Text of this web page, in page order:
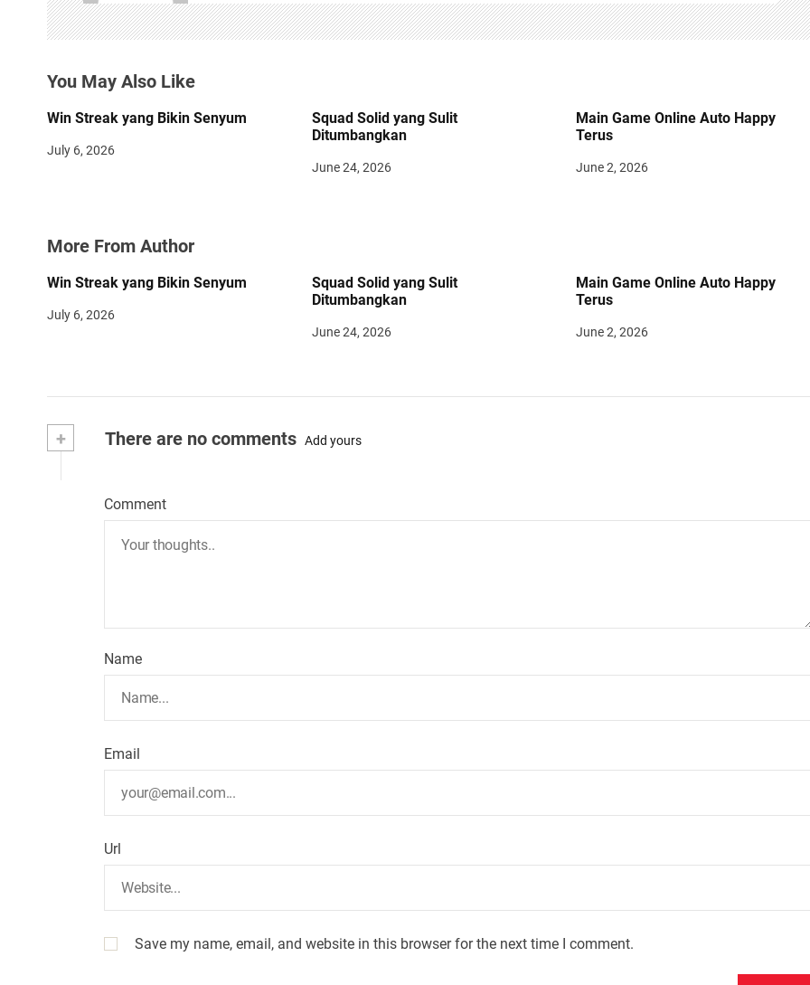
i
a
t
i
You May Also Like
Win Streak yang Bikin Senyum
July 6, 2026
Squad Solid yang Sulit
Ditumbangkan
June 24, 2026
Main Game Online Auto Happy
Terus
June 2, 2026
More From Author
Win Streak yang Bikin Senyum
July 6, 2026
Squad Solid yang Sulit
Ditumbangkan
June 24, 2026
Main Game Online Auto Happy
Terus
June 2, 2026
+ There are no comments Add yours
Comment
Name
Email
Url
Save my name, email, and website in this browser for the next time I comment.